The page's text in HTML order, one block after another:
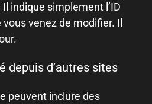
indique simplement l’ID
venez de modifier. Il
depuis d’autres sites
peuvent inclure des